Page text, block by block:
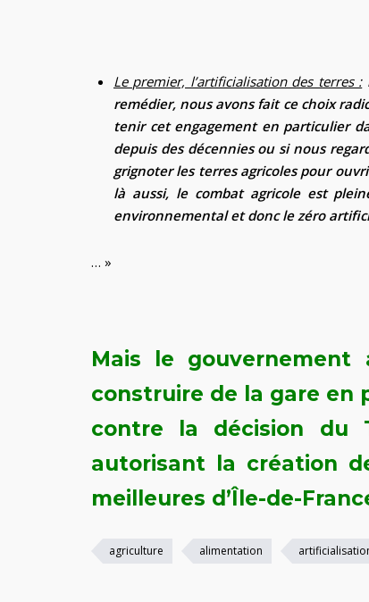
Le premier, l’artificialisation des terres :
remédier, nous avons fait ce choix
tenir cet engagement en particulier
depuis des décennies ou si nous
grignoter les terres agricoles pour
là aussi, le combat agricole est
environnemental et donc le zéro
… »
Mais le
construire de la gare en
contre la décision du
autorisant la création
meilleures d’Île-de-
agriculture alimentation